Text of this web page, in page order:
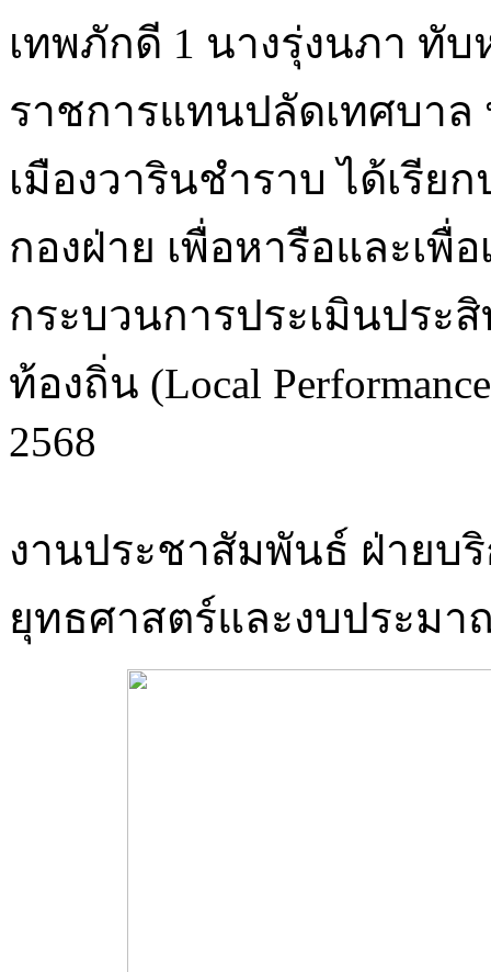
เทพภักดี 1 นางรุ่งนภา ทั
ราชการแทนปลัดเทศบา
เมืองวารินชำราบ ได้เรี
กองฝ่าย เพื่อหารือและเพื่
กระบวนการประเมินประ
ท้องถิ่น (Local
2568
งานประชาสัมพันธ์ ฝ่ายบ
ยุทธศาสตร์และงบประมา